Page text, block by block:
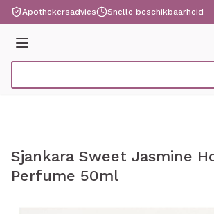
Ga naar de inhoud
Apothekersadvies Snelle beschikbaarheid
Menu
Sjankara Sweet Jasmine
Perfume 50ml